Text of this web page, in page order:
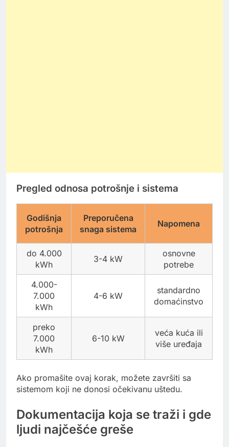
Pregled odnosa potrošnje i sistema
Godišnja
potrošnja
Preporučena
snaga sistema
Napomena
do 4.000
kWh
3-4 kW
osnovne
potrebe
4.000-
7.000
kWh
4-6 kW
standardno
domaćinstvo
preko
7.000
kWh
6-10 kW
veća kuća ili
više uređaja
Ako promašite ovaj korak, možete završiti sa
sistemom koji ne donosi očekivanu uštedu.
Dokumentacija koja se traži i gde
ljudi najčešće greše